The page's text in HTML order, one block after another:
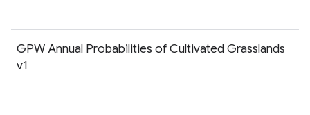
GPW Annual Probabilities of Cultivated Grasslands
v1